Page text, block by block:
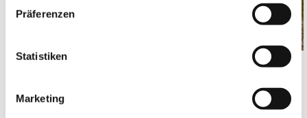
Präferenzen
Statistiken
Marketing